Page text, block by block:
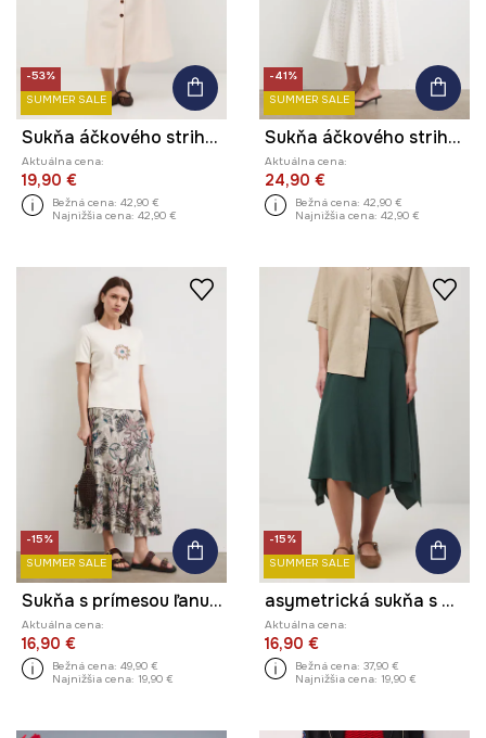
-53%
SUMMER SALE
Sukňa áčkového strihu s prímesou ľanu s opaskom
Aktuálna cena:
19,90 €
Bežná cena: 42,90 €
Najnižšia cena: 42,90 €
-41%
SUMMER SALE
Sukňa áčkového strihu bavlnená
Aktuálna cena:
24,90 €
Bežná cena: 42,90 €
Najnižšia cena: 42,90 €
-15%
SUMMER SALE
Sukňa s prímesou ľanu maxi vzorovaná
Aktuálna cena:
16,90 €
Bežná cena: 49,90 €
Najnižšia cena: 19,90 €
-15%
SUMMER SALE
asymetrická sukňa s modalom
Aktuálna cena:
16,90 €
Bežná cena: 37,90 €
Najnižšia cena: 19,90 €